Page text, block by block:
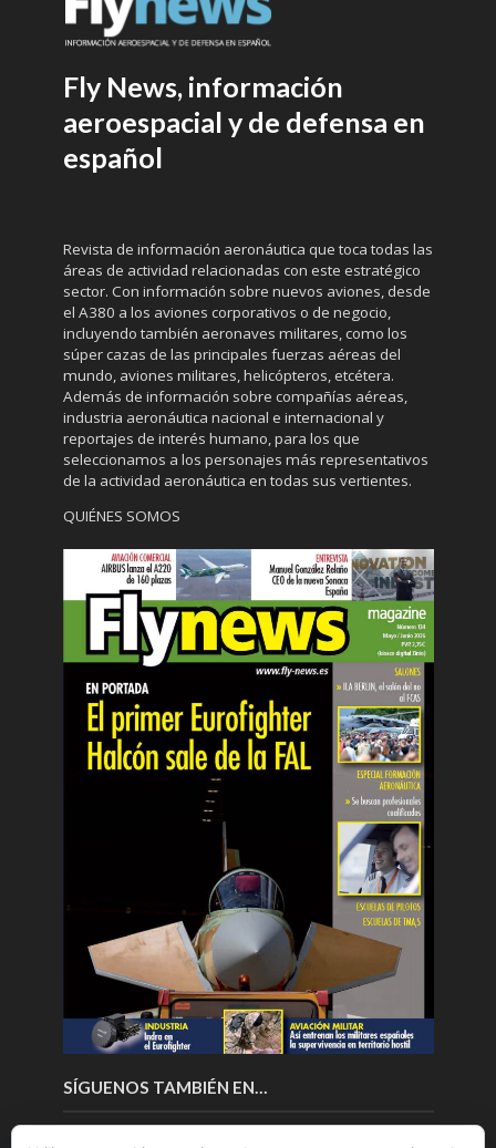
Fly News, información
aeroespacial y de defensa en
español
Revista de información aeronáutica que toca todas las
áreas de actividad relacionadas con este estratégico
sector. Con información sobre nuevos aviones, desde
el A380 a los aviones corporativos o de negocio,
incluyendo también aeronaves militares, como los
súper cazas de las principales fuerzas aéreas del
mundo, aviones militares, helicópteros, etcétera.
Además de información sobre compañías aéreas,
industria aeronáutica nacional e internacional y
reportajes de interés humano, para los que
seleccionamos a los personajes más representativos
de la actividad aeronáutica en todas sus vertientes.
QUIÉNES SOMOS
SÍGUENOS TAMBIÉN EN…